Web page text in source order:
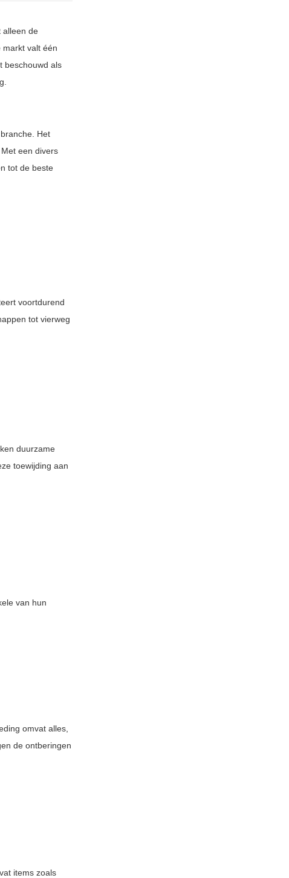
alleen de
valt één
beschouwd als
Het
een divers
tot de beste
voortdurend
tot vierweg
duurzame
toewijding aan
van hun
omvat alles,
de ontberingen
items zoals